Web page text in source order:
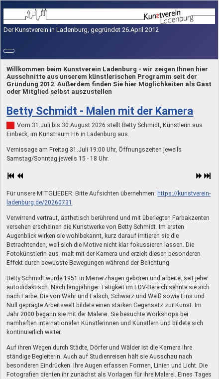
Der Kunstverein in Ladenburg, gegründet 26.April 2012
Willkommen beim Kunstverein Ladenburg - wir zeigen Ihnen hier
Ausschnitte aus unserem künstlerischen Programm seit der
Gründung 2012. Außerdem finden Sie hier Möglichkeiten als Gast
oder Mitglied selbst auszustellen
Betty Schmidt - Malen mit der Kamera
Vom 31.Juli bis 30.August 2026 stellt Betty Schmidt, Künstlerin aus
Einbeck, im Kunstraum H6 in Ladenburg aus.
Vernissage am Freitag 31.Juli 19:00 Uhr, Öffnungszeiten jeweils
Samstag/Sonntag jeweils 15 - 18 Uhr.
Für unsere MITGLIEDER: Bitte Aufsichten übernehmen: https://kunstverein-
ladenburg.de/20260731
Verwirrend vertraut, ästhetisch berührend und mit überlegten Farbakzenten
versehen erscheinen die Kunstwerke von Betty Schmidt. Im ersten
Augenblick wirken sie wohlbekannt, kurz darauf irritieren sie die
Betrachtenden, weil sich die Motive nicht klar fokussieren lassen. Die
Fotokünstlerin aus malt mit der Kamera und erzielt diesen besonderen
Effekt durch bewusste Bewegungen während der Belichtung.
Betty Schmidt wurde 1951 in Meinerzhagen geboren und arbeitet seit jeher
autodidaktisch. Nach langjähriger Tätigkeit im EDV-Bereich sehnte sie sich
nach Farbe. Die von Wahr und Falsch, Schwarz und Weiß sowie Eins und
Null geprägte Arbeitswelt bildete einen starken Gegensatz zur Kunst. Im
Jahr 2000 begann sie mit der Malerei. Sie besuchte Workshops bei
namhaften internationalen Künstlerinnen und Künstlern und bildete sich
kontinuierlich weiter.
Auf ihren Wegen durch Städte, Dörfer und Wälder ist die Kamera ihre
ständige Begleiterin. Auch auf Studienreisen hält sie Ausschau nach
besonderen Eindrücken. Ihre Augen erfassen Formen, Linien und Licht. Die
Fotografien dienten ihr zunächst als Vorlagen für ihre Malerei. Eines Tages